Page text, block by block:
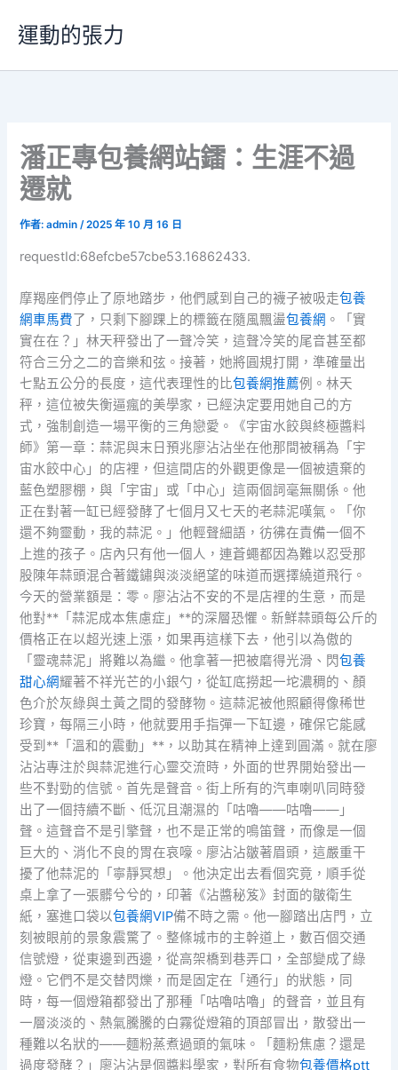
要
運動的張力
潘正專包養網站鐳：生涯不過
遷就
作者:admin/2025 年 10 月 16 日
requestId:68efcbe57cbe53.16862433.
摩羯座們停止了原地踏步，他們感到自己的襪子被吸走包養
網車馬費了，只剩下腳踝上的標籤在隨風飄盪包養網 。「實
實在在？」林天秤發出了一聲冷笑，這聲冷笑的尾音甚至都
符合三分之二的音樂和弦。接著，她將圓規打開，準確量出
七點五公分的長度，這代表理性的比包養網推薦例。林天
秤，這位被失衡逼瘋的美學家，已經決定要用她自己的方
式，強制創造一場平衡的三角戀愛。《宇宙水餃與終極醬料
師》第一章：蒜泥與末日預兆廖沾沾坐在他那間被稱為「宇
宙水餃中心」的店裡，但這間店的外觀更像是一個被遺棄的
藍色塑膠棚，與「宇宙」或「中心」這兩個詞毫無關係。他
正在對著一缸已經發酵了七個月又七天的老蒜泥嘆氣。「你
還不夠靈動，我的蒜泥。」他輕聲細語，彷彿在責備一個不
上進的孩子。店內只有他一個人，連蒼蠅都因為難以忍受那
股陳年蒜頭混合著鐵鏽與淡淡絕望的味道而選擇繞道飛行。
今天的營業額是：零。廖沾沾不安的不是店裡的生意，而是
他對**「蒜泥成本焦慮症」**的深層恐懼。新鮮蒜頭每公斤的
價格正在以超光速上漲，如果再這樣下去，他引以為傲的
「靈魂蒜泥」將難以為繼。他拿著一把被磨得光滑、閃包養
甜心網耀著不祥光芒的小銀勺，從缸底撈起一坨濃稠的、顏
色介於灰綠與土黃之間的發酵物。這蒜泥被他照顧得像稀世
珍寶，每隔三小時，他就要用手指彈一下缸邊，確保它能感
受到**「溫和的震動」**，以助其在精神上達到圓滿。就在廖
沾沾專注於與蒜泥進行心靈交流時，外面的世界開始發出一
些不對勁的信號。首先是聲音。街上所有的汽車喇叭同時發
出了一個持續不斷、低沉且潮濕的「咕嚕——咕嚕——」
聲。這聲音不是引擎聲，也不是正常的鳴笛聲，而像是一個
巨大的、消化不良的胃在哀嚎。廖沾沾皺著眉頭，這嚴重干
擾了他蒜泥的「寧靜冥想」。他決定出去看個究竟，順手從
桌上拿了一張髒兮兮的，印著《沾醬秘笈》封面的皺衛生
紙，塞進口袋以包養網VIP備不時之需。他一腳踏出店門，立
刻被眼前的景象震驚了。整條城市的主幹道上，數百個交通
信號燈，從東邊到西邊，從高架橋到巷弄口，全部變成了綠
燈。它們不是交替閃爍，而是固定在「通行」的狀態，同
時，每一個燈箱都發出了那種「咕嚕咕嚕」的聲音，並且有
一層淡淡的、熱氣騰騰的白霧從燈箱的頂部冒出，散發出一
種難以名狀的——麵粉蒸煮過頭的氣味。「麵粉焦慮？還是
過度發酵？」廖沾沾是個醬料學家，對所有食物包養價格ptt